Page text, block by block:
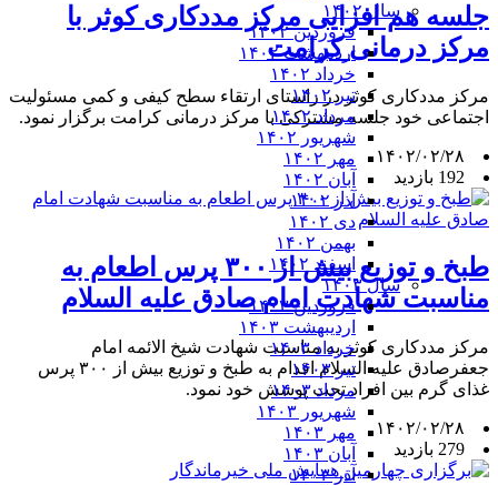
سال ۱۴۰۲
فروردین ۱۴۰۲
اردیبهشت ۱۴۰۲
خرداد ۱۴۰۲
تیر ۱۴۰۲
مرداد ۱۴۰۲
شهریور ۱۴۰۲
مهر ۱۴۰۲
آبان ۱۴۰۲
آذر ۱۴۰۲
دی ۱۴۰۲
بهمن ۱۴۰۲
اسفند ۱۴۰۲
سال ۱۴۰۳
فروردین ۱۴۰۳
اردیبهشت ۱۴۰۳
خرداد ۱۴۰۳
تیر ۱۴۰۳
مرداد ۱۴۰۳
شهریور ۱۴۰۳
مهر ۱۴۰۳
آبان ۱۴۰۳
آذر ۱۴۰۳
جلسه هم افزایی مرکز مددکاری کوثر با
مرکز درمانی کرامت
مرکز مددکاری کوثر در راستای ارتقاء سطح کیفی و کمی مسئولیت
اجتماعی خود جلسه مشترکی با مرکز درمانی کرامت برگزار نمود.
۱۴۰۲/۰۲/۲۸
192 بازدید
طبخ و توزیع بیش از ۳۰۰ پرس اطعام به
مناسبت شهادت امام صادق علیه السلام
مرکز مددکاری کوثر به مناسبت شهادت شیخ الائمه امام
جعفرصادق علیه السلام اقدام به طبخ و توزیع بیش از ۳۰۰ پرس
غذای گرم بین افراد تحت پوشش خود نمود.
۱۴۰۲/۰۲/۲۸
279 بازدید